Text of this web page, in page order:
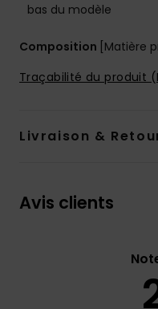
bas du modèle
Composition [Matière
Traçabilité du produit
Livraison &
Avis clients